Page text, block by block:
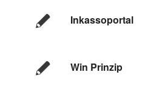
Inkassoportal
Win Prinzip